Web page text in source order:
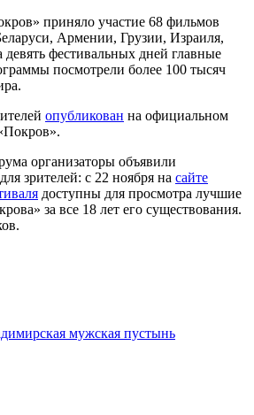
приняло участие 68 фильмов
Армении, Грузии, Израиля,
фестивальных дней главные
посмотрели более 100 тысяч
опубликован на официальном
организаторы объявили
зрителей: с 22 ноября на сайте
доступны для просмотра лучшие
за все 18 лет его существования.
мужская пустынь